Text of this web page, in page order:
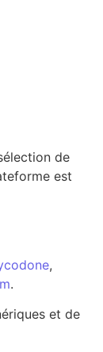
de
est
,
.
et de